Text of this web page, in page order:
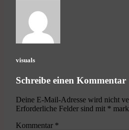
visuals
Schreibe einen Kommentar
Deine E-Mail-Adresse wird nicht
Erforderliche Felder sind mit *
Kommentar *